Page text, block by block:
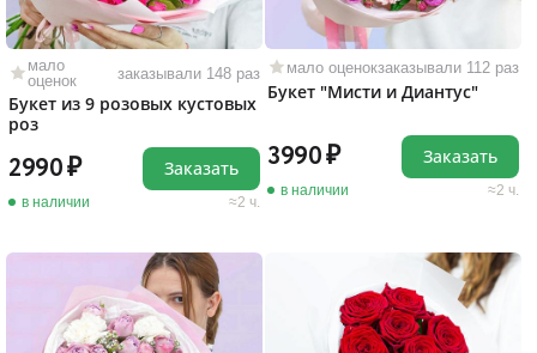
мало
оценок
заказывали 148 раз
Букет из 9 розовых кустовых
роз
2990
в наличии 2 ч.
Заказать
мало оценокзаказывали 112 раз
Букет "Мисти и Диантус"
3990
в наличии 2 ч.
Заказать